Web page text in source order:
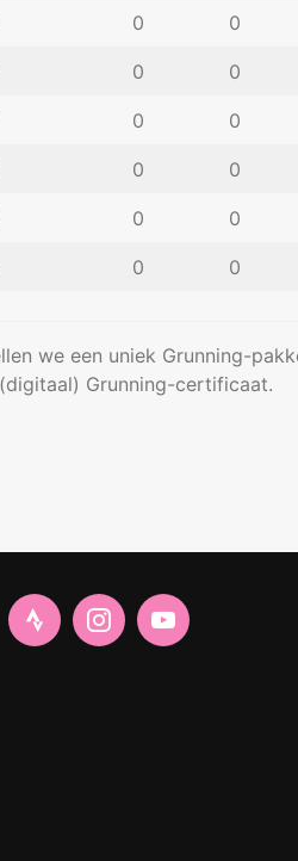
0 0
0 0
0 0
0 0
0 0
0 0
we een uniek Grunning-
Grunning-certificaat.